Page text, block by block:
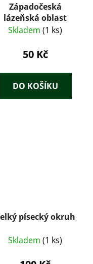
Západočeská
lázeňská oblast
Skladem (1 ks)
50 Kč
DO KOŠÍKU
písecký okruh
Skladem (1 ks)